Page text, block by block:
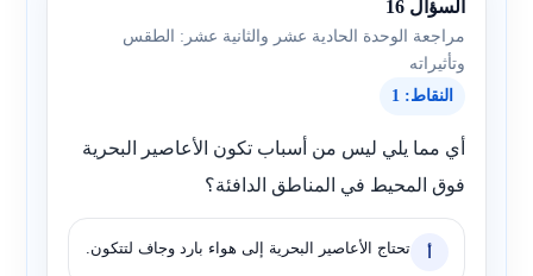
السؤال 16
مراجعة الوحدة الحادية عشر والثانية عشر: الطقس
وتأثيراته
النقاط: 1
أي مما يلي ليس من أسباب تكون الأعاصير البحرية
فوق المحيط في المناطق الدافئة؟
أ تحتاج الأعاصير البحرية إلى هواء بارد وجاف لتتكون.